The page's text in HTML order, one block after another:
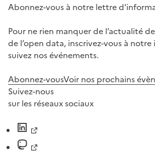
Abonnez-vous à notre lettre
Pour ne rien manquer de l’actualité
de l’open data, inscrivez-vous à
suivez nos événements.
Abonnez-vousVoir nos prochains
Suivez-nous
sur les réseaux sociaux